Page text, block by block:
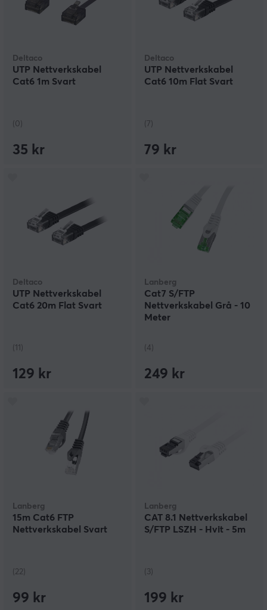
Deltaco
UTP Nettverkskabel
Cat6 1m Svart
(0)
35 kr
Deltaco
UTP Nettverkskabel
Cat6 10m Flat Svart
(7)
79 kr
Deltaco
UTP Nettverkskabel
Cat6 20m Flat Svart
(11)
129 kr
Lanberg
Cat7 S/FTP
Nettverkskabel Grå - 10
Meter
(4)
249 kr
Lanberg
15m Cat6 FTP
Nettverkskabel Svart
(22)
99 kr
Lanberg
CAT 8.1 Nettverkskabel
S/FTP LSZH - Hvit - 5m
(3)
199 kr